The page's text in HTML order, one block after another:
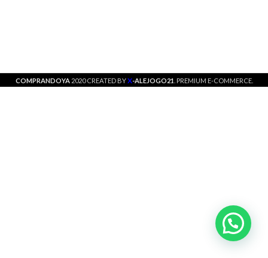
COMPRANDOYA 2020 CREATED BYX-ALEJOGO21 . PREMIUM E-COMMERCE.